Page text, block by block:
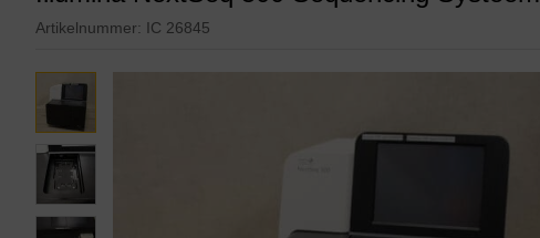
Artikelnummer: IC 26845